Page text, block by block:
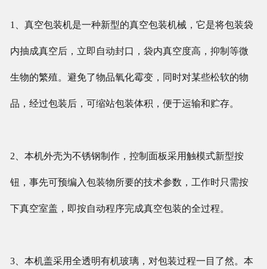
1、真空包装机是一种新型的真空包装机械，它是将包装袋
内抽成真空后，立即自动封口，袋内真空度高，抑制等微
生物的繁殖。避免了物品氧化霉变，同时对某些松软的物
品，经过包装后，可缩站包装体积，便于运输和贮存。
2、本机外壳为不锈钢制作，控制面板采用触模式新型按
钮，事先可预编入包装物所要的技术参数，工作时只需按
下真空室盖，即按自动程序完成真空包装的全过程。
3、本机盖采用全透明有机玻璃，对包装过程一目了然。本